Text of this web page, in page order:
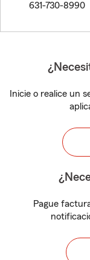
631-730-8990
Inicie o realice un
Pague